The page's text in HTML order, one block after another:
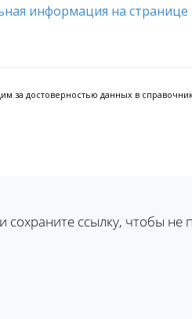
за достоверностью данных в
сохраните ссылку, чтобы не